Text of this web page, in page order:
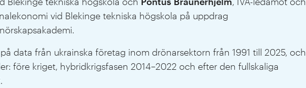
vid Blekinge tekniska högskola på uppdrag
data från ukrainska företag inom drönarsektorn från 1991 till 2025, och
före kriget, hybridkrigsfasen 2014–2022 och efter den fullskaliga